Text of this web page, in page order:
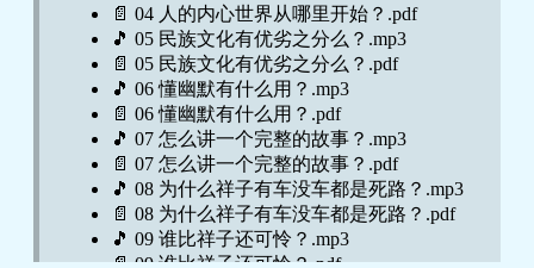
📄 04 人的内心世界从哪里开始？.pdf
🎵 05 民族文化有优劣之分么？.mp3
📄 05 民族文化有优劣之分么？.pdf
🎵 06 懂幽默有什么用？.mp3
📄 06 懂幽默有什么用？.pdf
🎵 07 怎么讲一个完整的故事？.mp3
📄 07 怎么讲一个完整的故事？.pdf
🎵 08 为什么祥子有车没车都是死路？.mp3
📄 08 为什么祥子有车没车都是死路？.pdf
🎵 09 谁比祥子还可怜？.mp3
📄 09 谁比祥子还可怜？.pdf